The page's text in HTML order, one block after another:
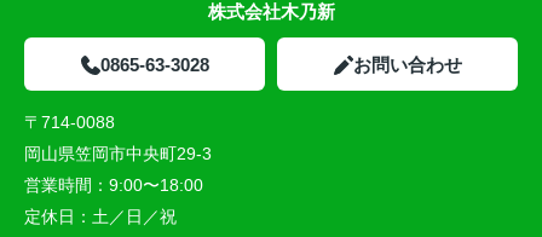
株式会社木乃新
0865-63-3028 お問い合わせ
〒714-0088
岡山県笠岡市中央町29-3
営業時間： 9:00〜18:00
定休日： 土／日／祝